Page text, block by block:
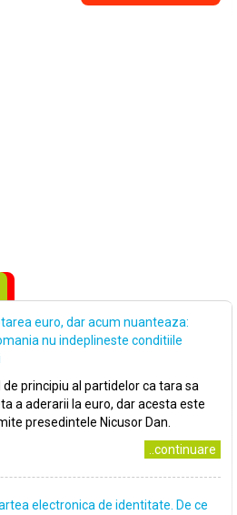
euro, dar acum nuanteaza:
nu indeplineste conditiile
principiu al partidelor ca tara sa
a aderarii la euro, dar acesta este
presedintele Nicusor Dan.
..continuare
electronica de identitate. De ce